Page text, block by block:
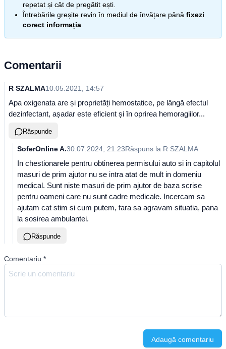
repetat și cât de pregătit ești.
Întrebările greșite revin în mediul de învățare până fixezi
corect informația
Comentarii
R SZALMA10.05.2021, 14:57
Apa oxigenata are și proprietăți hemostatice, pe lângă efectul
dezinfectant, așadar este eficient și în oprirea hemoragiilor...
Răspunde
SoferOnline A.30.07.2024, 21:23Răspuns la R SZALMA
In chestionarele pentru obtinerea permisului auto si in capitolul
masuri de prim ajutor nu se intra atat de mult in domeniu
medical. Sunt niste masuri de prim ajutor de baza scrise
pentru oameni care nu sunt cadre medicale. Incercam sa
ajutam cat stim si cum putem, fara sa agravam situatia, pana
la sosirea ambulantei.
Răspunde
Comentariu *
Adaugă comentariu